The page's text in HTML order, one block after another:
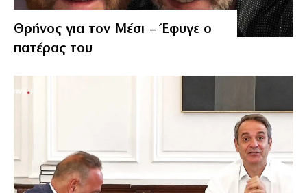
Θρήνος για τον Μέσι – Έφυγε ο
πατέρας του